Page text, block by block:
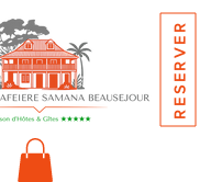
RESERVER